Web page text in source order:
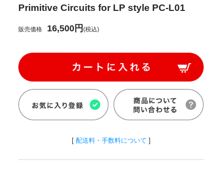
Primitive Circuits for LP style PC-L01
販売価格 16,500円(税込)
[ 配送料・手数料について ]